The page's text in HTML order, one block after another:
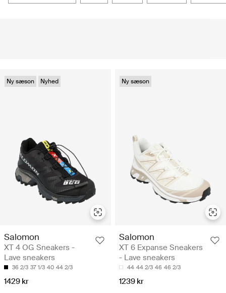
Ny sæson Nyhed
Salomon
XT 4 OG Sneakers -
Lave sneakers
36 2/3 37 1/3 40 44 2/3
1429 kr
Ny sæson
Salomon
XT 6 Expanse Sneakers
- Lave sneakers
44 44 2/3 46 46 2/3
1239 kr